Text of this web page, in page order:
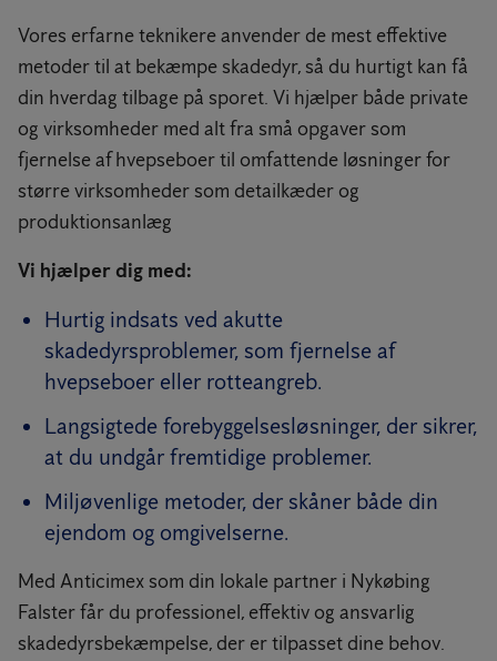
Vores erfarne teknikere anvender de mest effektive
metoder til at bekæmpe skadedyr, så du hurtigt kan få
din hverdag tilbage på sporet. Vi hjælper både private
og virksomheder med alt fra små opgaver som
fjernelse af hvepseboer til omfattende løsninger for
større virksomheder som detailkæder og
produktionsanlæg
Vi hjælper dig med:
Hurtig indsats ved akutte
skadedyrsproblemer, som fjernelse af
hvepseboer eller rotteangreb.
Langsigtede forebyggelsesløsninger, der sikrer,
at du undgår fremtidige problemer.
Miljøvenlige metoder, der skåner både din
ejendom og omgivelserne.
Med Anticimex som din lokale partner i Nykøbing
Falster får du professionel, effektiv og ansvarlig
skadedyrsbekæmpelse, der er tilpasset dine behov.